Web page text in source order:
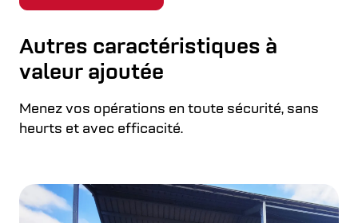
Autres caractéristiques à
valeur ajoutée
Menez vos opérations en toute sécurité, sans
heurts et avec efficacité.